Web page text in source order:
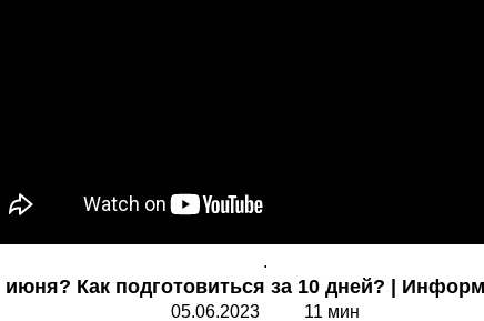
.
Как подготовиться за 10 дней? |
05.06.2023 11 мин